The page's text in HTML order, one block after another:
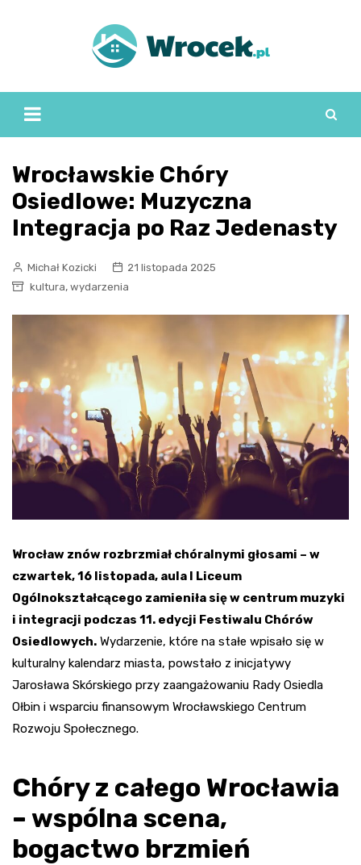
Wrocławskie Chóry
Osiedlowe: Muzyczna
Integracja po Raz Jedenasty
Michał Kozicki
21 listopada 2025
kultura, wydarzenia
Wrocław znów rozbrzmiał chóralnymi głosami – w
czwartek, 16 listopada, aula I Liceum
Ogólnokształcącego zamieniła się w centrum muzyki
i integracji podczas 11. edycji Festiwalu Chórów
Osiedlowych. Wydarzenie, które na stałe wpisało się w
kulturalny kalendarz miasta, powstało z inicjatywy
Jarosława Skórskiego przy zaangażowaniu Rady Osiedla
Ołbin i wsparciu finansowym Wrocławskiego Centrum
Rozwoju Społecznego.
Chóry z całego Wrocławia
– wspólna scena,
bogactwo brzmień